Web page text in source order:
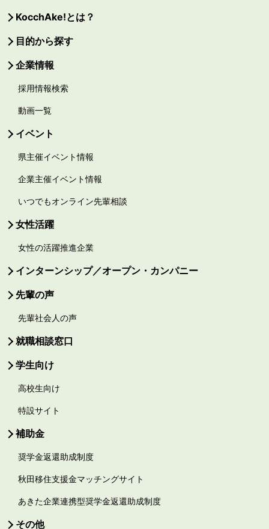
KocchAke!とは？
目的から探す
企業情報
採用情報検索
動画一覧
イベント
県主催イベント情報
企業主催イベント情報
いつでもオンライン先輩相談
女性活躍
女性の活躍推進企業
インターンシップ／オープン・カンパニー
先輩の声
先輩社会人の声
就職相談窓口
学生向け
高校生向け
特設サイト
補助金
奨学金返還助成制度
秋田移住支援金マッチングサイト
あきた企業連携型奨学金返還助成制度
その他